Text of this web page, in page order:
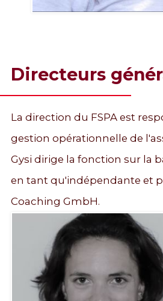
Directeurs
La direction du FSPA est
gestion opérationnelle de
Gysi dirige la fonction sur la
en tant qu'indépendante et
Coaching GmbH.